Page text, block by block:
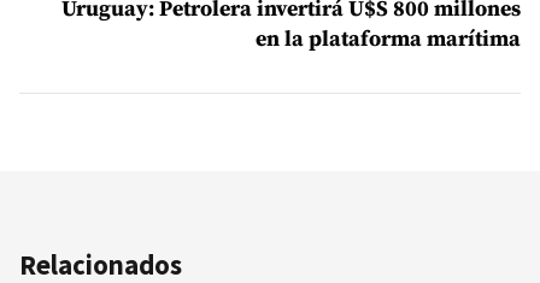
Uruguay: Petrolera invertirá U$S 800 millones
en la plataforma marítima
Relacionados